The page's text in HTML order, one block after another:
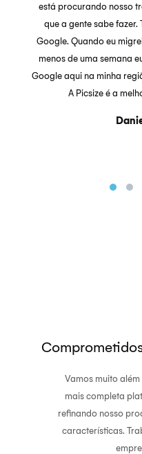
está procurando nosso
que a gente sabe
Google. Quando eu
menos de uma semana
Google aqui na minha
A Picsize é a
Vamos muito
mais completa
refinando nosso
características.